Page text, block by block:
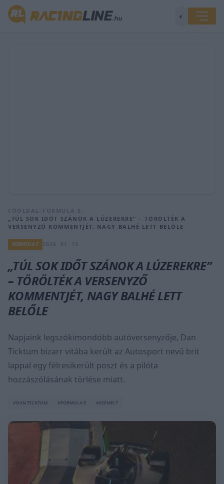
◐
FŐOLDAL FORMULA E
„TÚL SOK IDŐT SZÁNOK A LÚZEREKRE” – TÖRÖLTÉK A
VERSENYZŐ KOMMENTJÉT, NAGY BALHÉ LETT BELŐLE
FORMULA E
„TÚL SOK IDŐT SZÁNOK A LÚZEREKRE”
– TÖRÖLTÉK A VERSENYZŐ
KOMMENTJÉT, NAGY BALHÉ LETT
BELŐLE
Napjaink legszókimondóbb autóversenyzője, Dan
Ticktum bizarr vitába került az Autosport nevű brit
lappal egy félresikerült poszt és a pilóta
hozzászólásának törlése miatt.
#DAN TICKTUM #FORMULA E #KIEMELT